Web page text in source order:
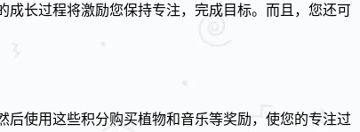
长过程将激励您保持专注，完成目标。而且，您还可
使用这些积分购买植物和音乐等奖励，使您的专注过